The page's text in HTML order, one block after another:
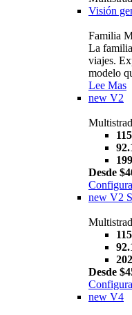
Visión
Familia
La
viajes.
modelo
Lee Mas
new V2
Desde
new V2 S
Desde
new V4